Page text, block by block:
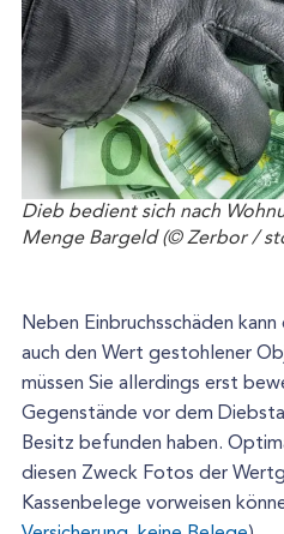
Dieb bedient sich nach
Menge Bargeld (© Zerbor /
Neben Einbruchsschäden
auch den Wert gestohlener
müssen Sie allerdings erst
Gegenstände vor dem
Besitz befunden haben.
diesen Zweck Fotos der
Kassenbelege vorweisen